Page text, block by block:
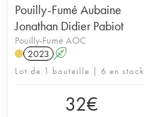
Pouilly-Fumé Aubaine
Jonathan Didier Pabiot
Pouilly-Fumé AOC
2023 A
Lot de 1 bouteille | 6 en stock
32€